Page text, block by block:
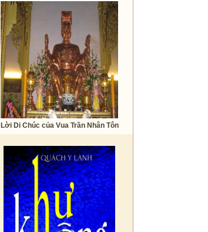
Lời Di Chúc của Vua Trần Nhân Tôn